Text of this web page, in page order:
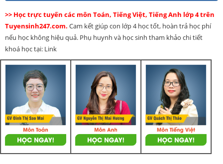
>> Học trực tuyến các môn Toán, Tiếng Việt, Tiếng Anh lớp 4 trên
Tuyensinh247.com. Cam kết giúp con lớp 4 học tốt, hoàn trả học phí
nếu học không hiệu quả. Phụ huynh và học sinh tham khảo chi tiết
khoá học tại: Link